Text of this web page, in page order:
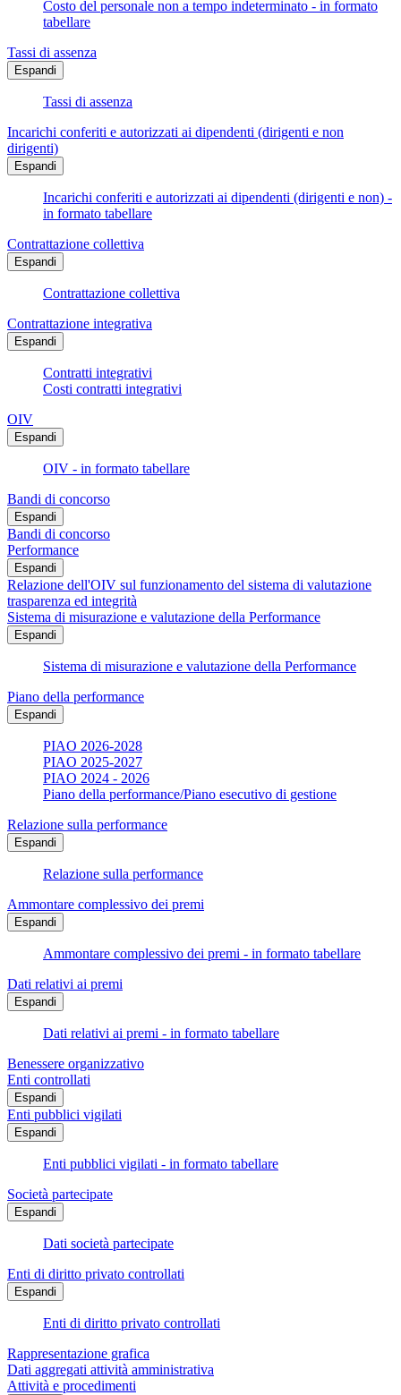
Costo del personale non a tempo indeterminato - in formato
tabellare
Tassi di assenza
Espandi
Tassi di assenza
Incarichi conferiti e autorizzati ai dipendenti (dirigenti e non
dirigenti)
Espandi
Incarichi conferiti e autorizzati ai dipendenti (dirigenti e non) -
in formato tabellare
Contrattazione collettiva
Espandi
Contrattazione collettiva
Contrattazione integrativa
Espandi
Contratti integrativi
Costi contratti integrativi
OIV
Espandi
OIV - in formato tabellare
Bandi di concorso
Espandi
Bandi di concorso
Performance
Espandi
Relazione dell'OIV sul funzionamento del sistema di valutazione
trasparenza ed integrità
Sistema di misurazione e valutazione della Performance
Espandi
Sistema di misurazione e valutazione della Performance
Piano della performance
Espandi
PIAO 2026-2028
PIAO 2025-2027
PIAO 2024 - 2026
Piano della performance/Piano esecutivo di gestione
Relazione sulla performance
Espandi
Relazione sulla performance
Ammontare complessivo dei premi
Espandi
Ammontare complessivo dei premi - in formato tabellare
Dati relativi ai premi
Espandi
Dati relativi ai premi - in formato tabellare
Benessere organizzativo
Enti controllati
Espandi
Enti pubblici vigilati
Espandi
Enti pubblici vigilati - in formato tabellare
Società partecipate
Espandi
Dati società partecipate
Enti di diritto privato controllati
Espandi
Enti di diritto privato controllati
Rappresentazione grafica
Dati aggregati attività amministrativa
Attività e procedimenti